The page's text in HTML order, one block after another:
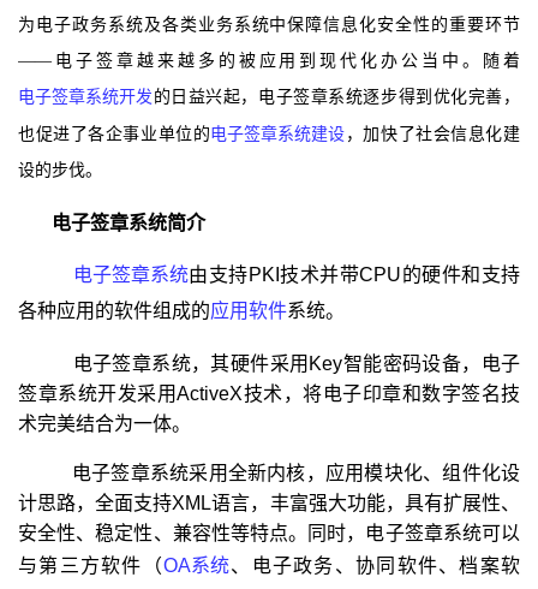
为电子政务系统及各类业务系统中保障信息化安全性的重要环节
――电子签章越来越多的被应用到现代化办公当中。随着
电子签章系统开发 的 日益兴起，电子签章系统逐步得到优化完善，
也促进了各企事业单位的电子签章系统建设 ，加快了社会信息化建
设的步伐。
电子签章系统简介
电子签章系统由支持PKI技术并带CPU的硬件和支持
各种应用的软件组成的应用软件系统。
电子签章系统，其硬件采用Key智能密码设备，电子
签章系统开发采用ActiveX技术，将电子印章和数字签名技
术完美结合为一体。
电子签章系统采用全新内核，应用模块化、组件化设
计思路，全面支持XML语言，丰富强大功能，具有扩展性、
安全性、稳定性、兼容性等特点。同时，电子签章系统可以
与第三方软件（OA系统、电子政务、协同软件、档案软